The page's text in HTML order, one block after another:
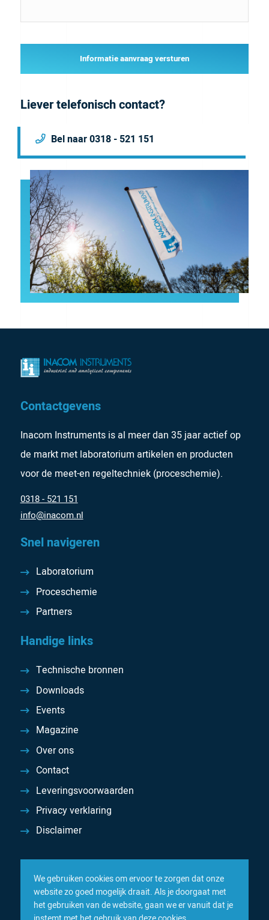
Informatie aanvraag versturen
Liever telefonisch contact?
Bel naar 0318 - 521 151
Contactgevens
Inacom Instruments is al meer dan 35 jaar actief op
de markt met laboratorium artikelen en producten
voor de meet-en regeltechniek (proceschemie).
0318 - 521 151
info@inacom.nl
Snel navigeren
Laboratorium
Proceschemie
Partners
Handige links
Technische bronnen
Downloads
Events
Magazine
Over ons
Contact
Leveringsvoorwaarden
Privacy verklaring
Disclaimer
We gebruiken cookies om ervoor te zorgen dat onze
website zo goed mogelijk draait. Als je doorgaat met
het gebruiken van de website, gaan we er vanuit dat je